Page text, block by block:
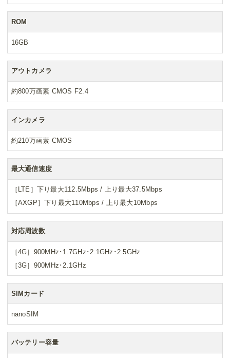
ROM
16GB
アウトカメラ
約800万画素 CMOS F2.4
インカメラ
約210万画素 CMOS
最大通信速度
［LTE］下り最大112.5Mbps / 上り最大37.5Mbps
［AXGP］下り最大110Mbps / 上り最大10Mbps
対応周波数
［4G］900MHz･1.7GHz･2.1GHz･2.5GHz
［3G］900MHz･2.1GHz
SIMカード
nanoSIM
バッテリー容量